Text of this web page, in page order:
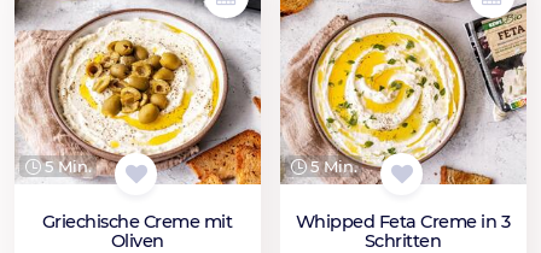
5 Min.
Griechische Creme mit
Oliven
5 Min.
Whipped Feta Creme in 3
Schritten